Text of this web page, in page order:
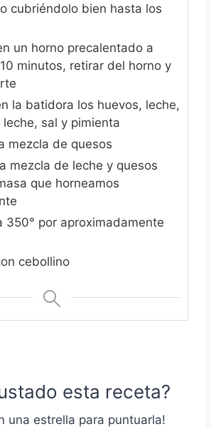
cubriéndolo bien hasta los
un horno precalentado a
minutos, retirar del horno y
la batidora los huevos, leche,
sal y pimienta
mezcla de quesos
mezcla de leche y quesos
que horneamos
350° por aproximadamente
cebollino
esta receta?
una estrella para puntuarla!